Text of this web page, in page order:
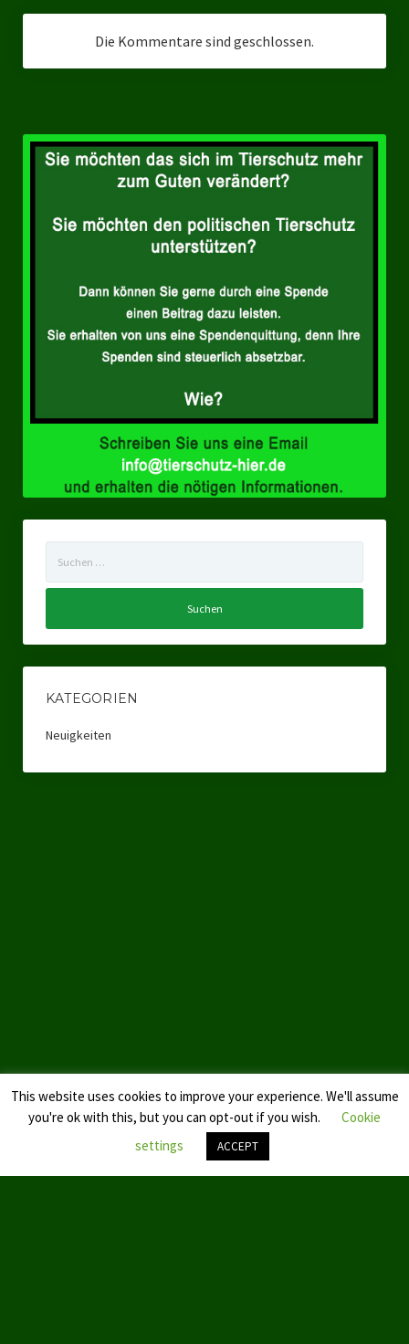
Landtagswahl Nordrhein-Westfalen 2017
Die Kommentare sind geschlossen.
nach:
KATEGORIEN
Neuigkeiten
This website uses cookies to improve your experience. We'll assume
you're ok with this, but you can opt-out if you wish.
Cookie
settings
ACCEPT